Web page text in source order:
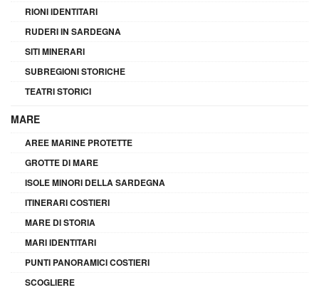
RIONI IDENTITARI
RUDERI IN SARDEGNA
SITI MINERARI
SUBREGIONI STORICHE
TEATRI STORICI
MARE
AREE MARINE PROTETTE
GROTTE DI MARE
ISOLE MINORI DELLA SARDEGNA
ITINERARI COSTIERI
MARE DI STORIA
MARI IDENTITARI
PUNTI PANORAMICI COSTIERI
SCOGLIERE